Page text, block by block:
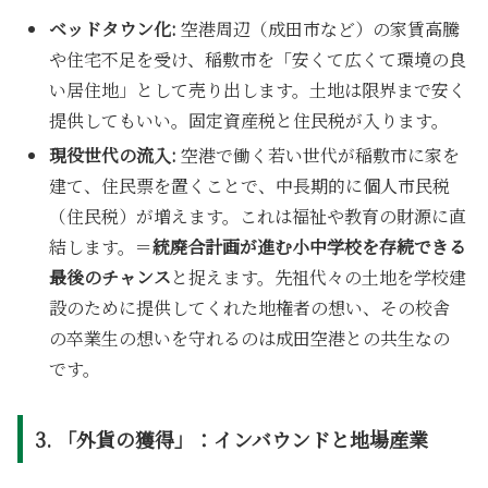
ベッドタウン化: 空港周辺（成田市など）の家賃高騰
や住宅不足を受け、稲敷市を「安くて広くて環境の良
い居住地」として売り出します。土地は限界まで安く
提供してもいい。固定資産税と住民税が入ります。
現役世代の流入: 空港で働く若い世代が稲敷市に家を
建て、住民票を置くことで、中長期的に個人市民税
（住民税）が増えます。これは福祉や教育の財源に直
結します。＝統廃合計画が進む小中学校を存続できる
最後のチャンスと捉えます。先祖代々の土地を学校建
設のために提供してくれた地権者の想い、その校舎
の卒業生の想いを守れるのは成田空港との共生なの
です。
3. 「外貨の獲得」：インバウンドと地場産業